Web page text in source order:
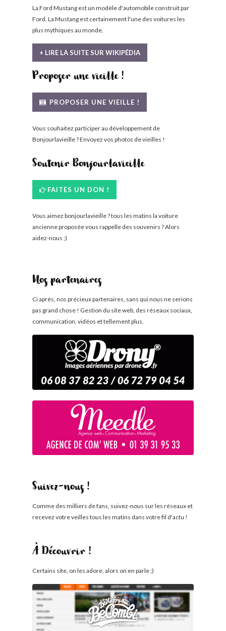
La Ford Mustang est un modèle d'automobile construit par
Ford. La Mustang est certainement l'une des voitures les
plus mythiques au monde.
+ LIRE LA SUITE SUR WIKIPÉDIA
Proposer une vieille !
PROPOSER UNE VIEILLE !
Vous souhaitez participer au développement de
Bonjourlavieille ? Envoyez vos photos de vieilles !
Soutenir Bonjourlavieille
FAITES UN DON !
Vous aimez bonjourlavieille ? tous les matins la voiture
ancienne proposée vous rappelle des souvenirs ? Alors
aidez-nous ;)
Nos partenaires
Ci après, nos précieux partenaires, sans qui nous ne serions
pas grand chose ! Gestion du site web, des réseaux sociaux,
communication, vidéos et tellement plus.
Suivez-nous !
Comme des milliers de fans, suivez-nous sur les réseaux et
recevez votre veilles tous les matins dans votre fil d'actu !
À Découvrir !
Certains site, on les adore, alors on en parle ;)